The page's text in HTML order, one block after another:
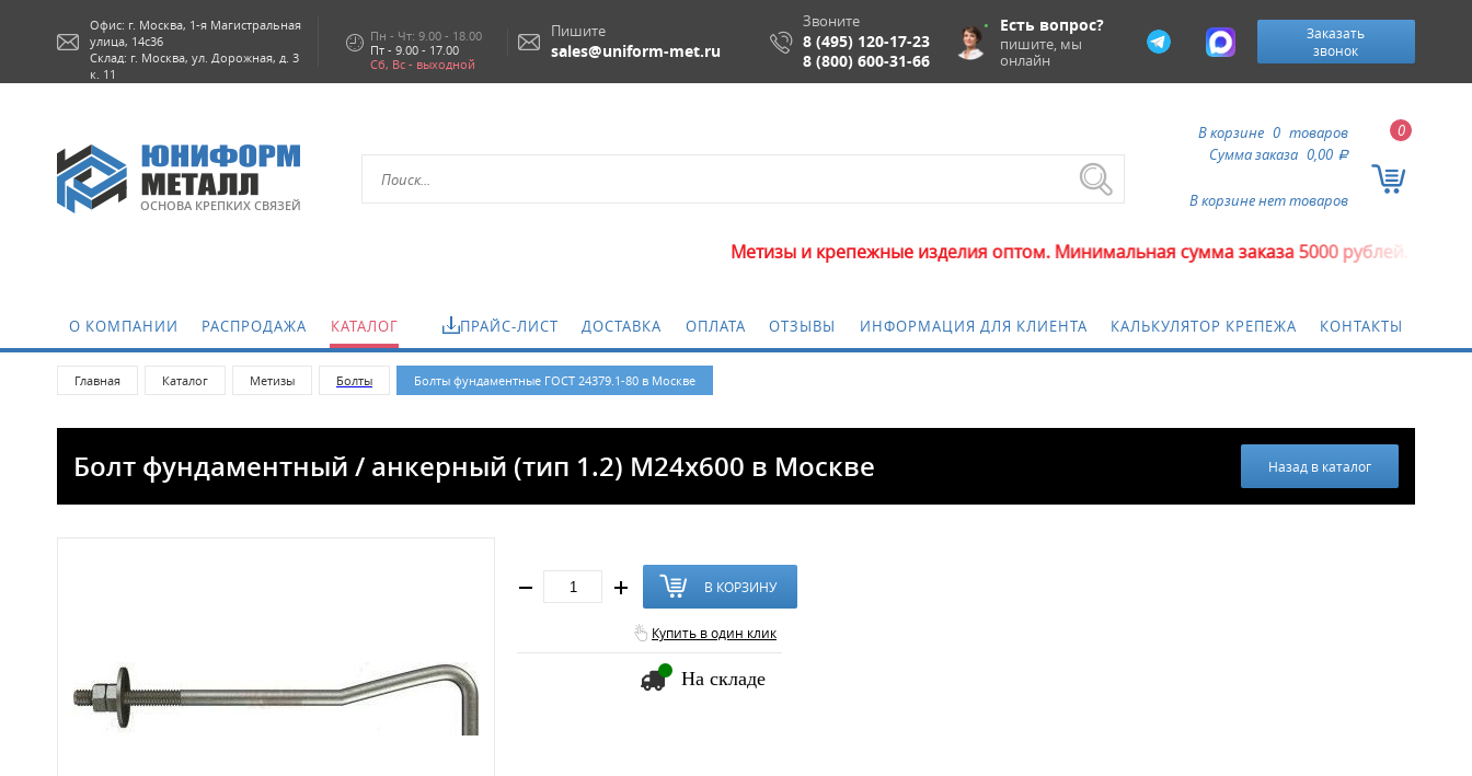
Есть вопрос?
пишите, мы
онлайн
Офис: г. Москва, 1-я Магистральная
улица, 14с36
Склад: г. Москва, ул. Дорожная, д. 3
к. 11
Пн - Чт: 9.00 - 18.00
Пт - 9.00 - 17.00
Сб, Вс - выходной
Пишите
sales@uniform-met.ru
Звоните
8 (495) 120-17-23
8 (800) 600-31-66
Заказать
звонок
ОСНОВА КРЕПКИХ СВЯЗЕЙ
0
В корзине 0 товаров
Сумма заказа 0,00 a
В корзине нет товаров
Метизы и крепежные изделия оптом. Минимальная сумма заказа 5000 рублей.
О КОМПАНИИ РАСПРОДАЖА КАТАЛОГ ПРАЙС-ЛИСТ ДОСТАВКА ОПЛАТА ОТЗЫВЫ ИНФОРМАЦИЯ ДЛЯ КЛИЕНТА КАЛЬКУЛЯТОР КРЕПЕЖА КОНТАКТЫ
Главная Каталог Метизы Болты Болты фундаментные ГОСТ 24379.1-80 в Москве
Болт фундаментный / анкерный (тип 1.2) M24x600 в Москве Назад в каталог
В КОРЗИНУ
Купить в один клик
На складе